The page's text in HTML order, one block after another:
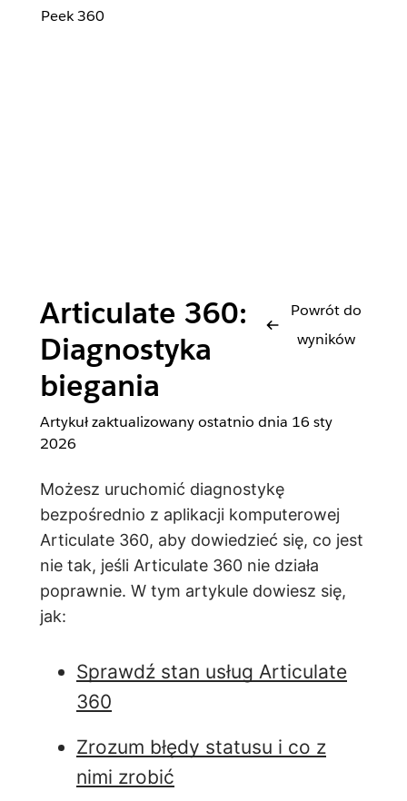
Peek 360
Articulate 360:
Diagnostyka
biegania
Powrót do
wyników
Artykuł zaktualizowany ostatnio dnia 16 sty
2026
Możesz uruchomić diagnostykę
bezpośrednio z aplikacji komputerowej
Articulate 360, aby dowiedzieć się, co jest
nie tak, jeśli Articulate 360 nie działa
poprawnie. W tym artykule dowiesz się,
jak:
Sprawdź stan usług Articulate
360
Zrozum błędy statusu i co z
nimi zrobić